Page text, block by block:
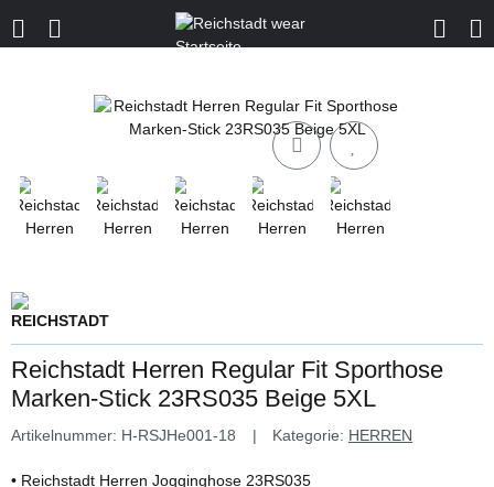
Reichstadt Herren Regular Fit Sporthose
Marken-Stick 23RS035 Beige 5XL
Artikelnummer: H-RSJHe001-18 Kategorie: HERREN
• Reichstadt Herren Jogginghose 23RS035